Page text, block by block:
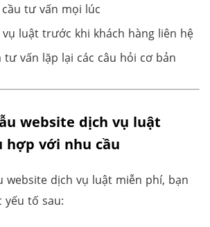
tư vấn mọi lúc
luật trước khi khách hàng liên hệ
tư vấn lặp lại các câu hỏi cơ bản
website dịch vụ luật
hợp với nhu cầu
website dịch vụ luật miễn phí, bạn
yếu tố sau: